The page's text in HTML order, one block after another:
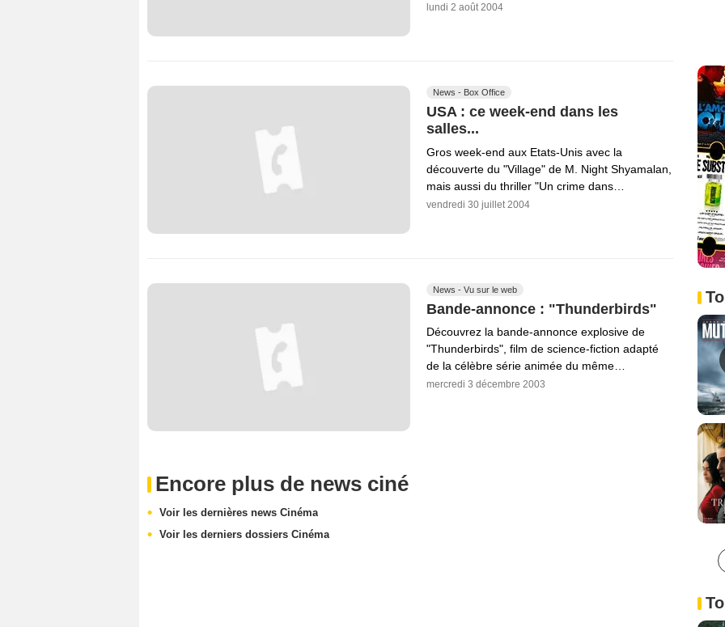
lundi 2 août 2004
News - Box Office
USA : ce week-end dans les
salles...
Gros week-end aux Etats-Unis avec la
découverte du "Village" de M. Night Shyamalan,
mais aussi du thriller "Un crime dans…
vendredi 30 juillet 2004
News - Vu sur le web
Bande-annonce : "Thunderbirds"
Découvrez la bande-annonce explosive de
"Thunderbirds", film de science-fiction adapté
de la célèbre série animée du même…
mercredi 3 décembre 2003
Encore plus de news ciné
Voir les dernières news Cinéma
Voir les derniers dossiers Cinéma